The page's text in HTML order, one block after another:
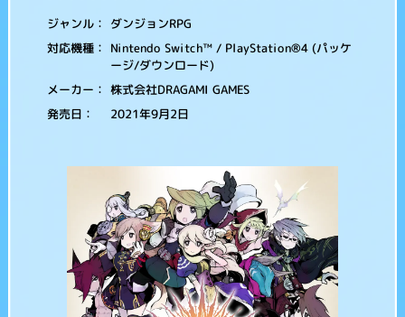
ジャンル： ダンジョンRPG
対応機種： Nintendo Switch™ / PlayStation®4 (パッケ
ージ/ダウンロード)
メーカー： 株式会社DRAGAMI GAMES
発売日： 2021年9月2日